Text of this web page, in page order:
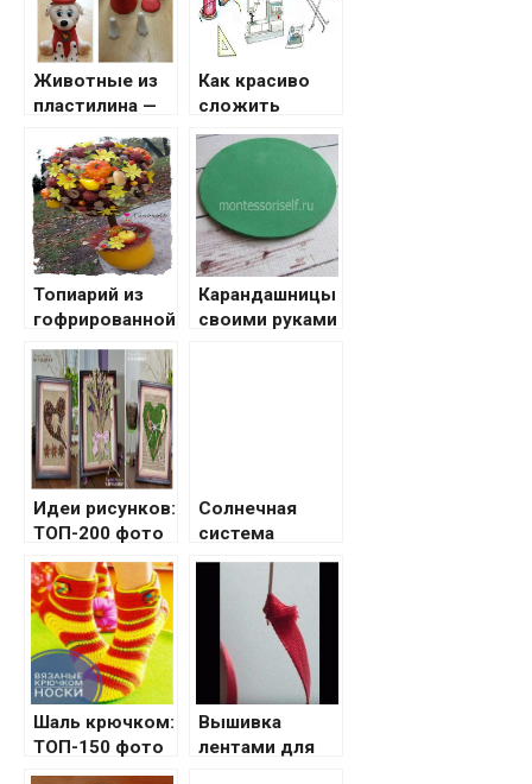
Животные из
пластилина —
по созданию
поделки
своими
руками.
Необычные
идеи лепки +
фото-примеры
готовых работ
Как красиво
сложить
бумажную
салфетку:
ТОП-120 фото
лучших
способов и
оригинальных
идей. Простые
схемы и
чертежи как
Топиарий из
гофрированной
бумаги
Карандашницы
своими руками
Идеи рисунков:
ТОП-200 фото
лучших идей
рисунков
своими руками
+ обзоры
техник с
простыми
схемами
рисования
Солнечная
система
своими руками
Шаль крючком:
ТОП-150 фото
оригинальных
Вышивка
лентами для